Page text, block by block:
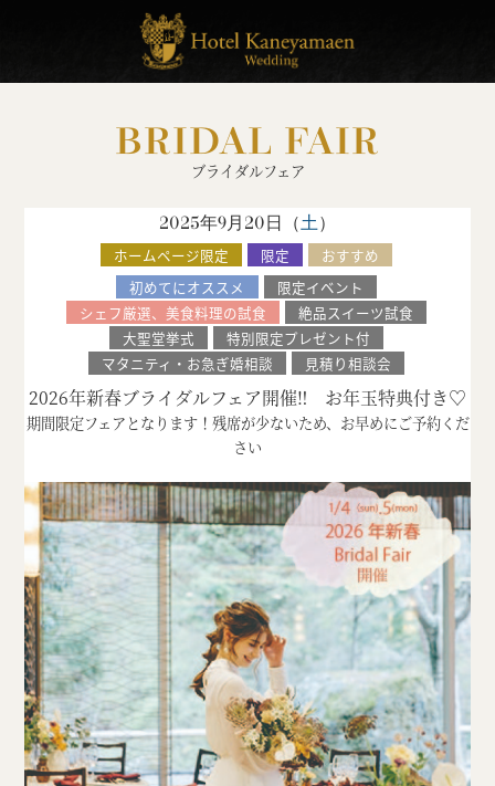
BRIDAL FAIR
ブライダルフェア
2025年9月20日（土）
ホームページ限定 限定
おすすめ
初めてにオススメ
限定イベント
シェフ厳選、美食料理の試食
絶品スイーツ試食
大聖堂挙式
特別限定プレゼント付
マタニティ・お急ぎ婚相談
見積り相談会
2026年新春ブライダルフェア開催‼ お年玉特典付き♡
期間限定フェアとなります！残席が少ないため、お早めにご予約くだ
さい